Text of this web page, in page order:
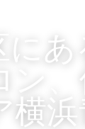
に
ン
横